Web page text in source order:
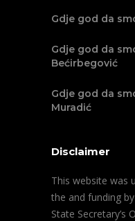
Gdje god da
Gdje god da
Bećirbegović
Gdje god da
Muradić
Disclaimer
This website was
the and funding
State Secretary’s